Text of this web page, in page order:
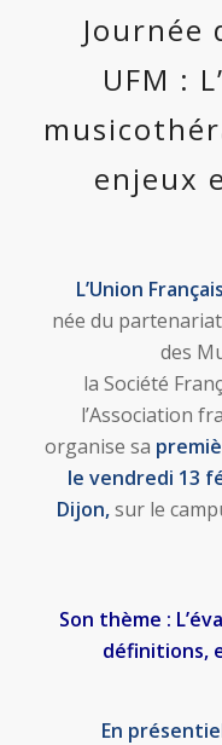
Journée
UFM :
enjeux
L’Union
née du
des
la Société
l’Association
organise sa
le vendredi 13
Dijon,sur le
Son thème :
définitions,
En